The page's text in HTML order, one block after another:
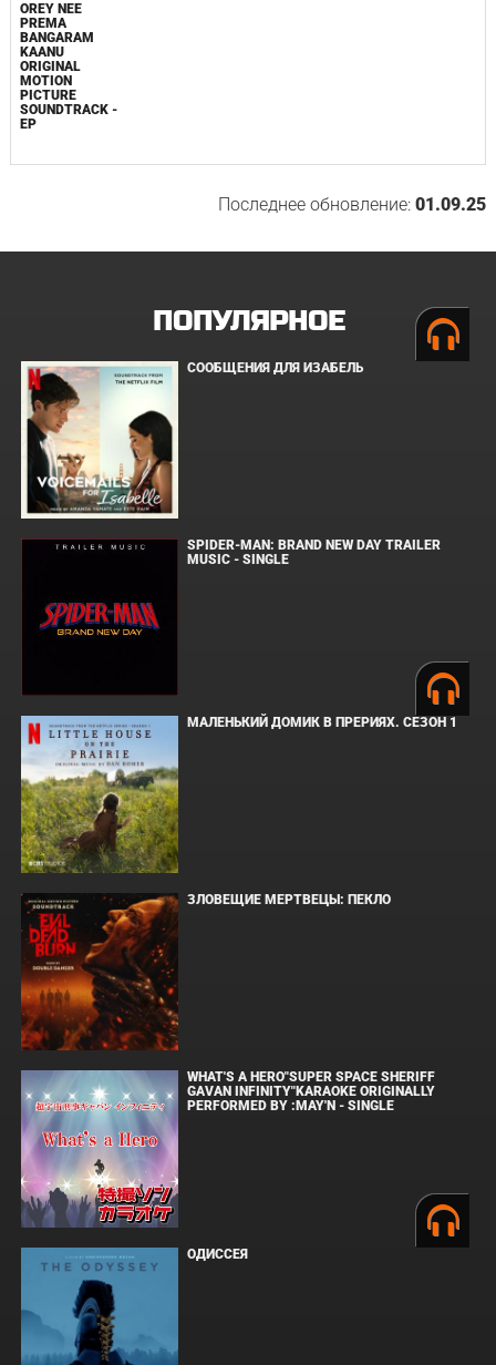
OREY NEE
PREMA
BANGARAM
KAANU
ORIGINAL
MOTION
PICTURE
SOUNDTRACK -
EP
Последнее обновление:01.09.25
ПОПУЛЯРНОЕ
СООБЩЕНИЯ ДЛЯ ИЗАБЕЛЬ
SPIDER-MAN: BRAND NEW DAY TRAILER
MUSIC - SINGLE
МАЛЕНЬКИЙ ДОМИК В ПРЕРИЯХ. СЕЗОН 1
ЗЛОВЕЩИЕ МЕРТВЕЦЫ: ПЕКЛО
WHAT'S A HERO"SUPER SPACE SHERIFF
GAVAN INFINITY"KARAOKE ORIGINALLY
PERFORMED BY :MAY'N - SINGLE
ОДИССЕЯ